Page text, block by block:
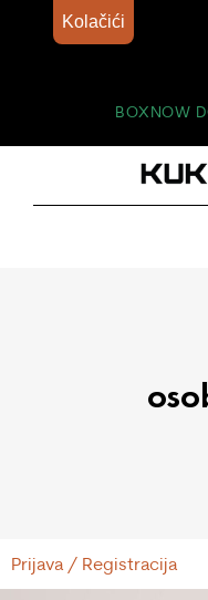
BOXNOW
Prijava / Registracija
Kolačići